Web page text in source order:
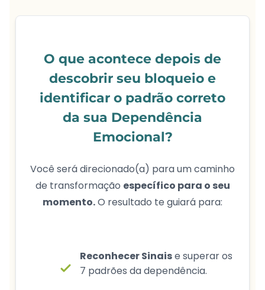
O que acontece depois de
descobrir seu bloqueio e
identificar o padrão correto
da sua Dependência
Emocional?
Você será direcionado(a) para um caminho
de transformação específico para o seu
momento.O resultado te guiará para:
Reconhecer Sinaise superar os
7 padrões da dependência.